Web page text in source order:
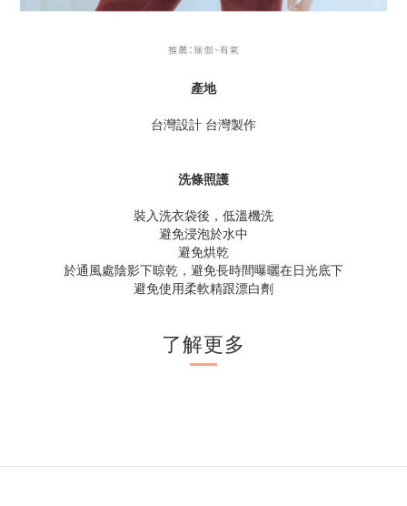
產地
台灣設計 台灣製作
洗條照護
裝入洗衣袋後，低溫機洗
避免浸泡於水中
避免烘乾
於通風處陰影下晾乾，避免長時間曝曬在日光底下
避免使用柔軟精跟漂白劑
了解更多